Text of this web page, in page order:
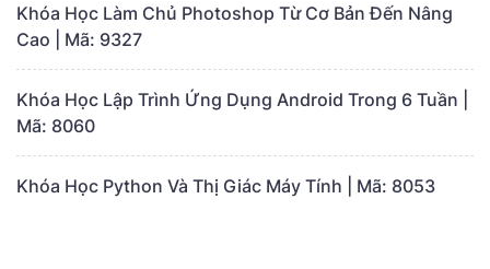
Khóa Học Làm Chủ Photoshop Từ Cơ Bản Đến Nâng
Cao | Mã: 9327
Khóa Học Lập Trình Ứng Dụng Android Trong 6 Tuần |
Mã: 8060
Khóa Học Python Và Thị Giác Máy Tính | Mã: 8053